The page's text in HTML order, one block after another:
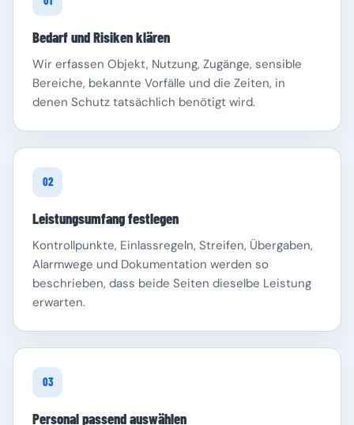
Schleswig-Holstein Thüringen
Bedarf und Risiken klären
Wir erfassen Objekt, Nutzung, Zugänge, sensible
Bereiche, bekannte Vorfälle und die Zeiten, in
denen Schutz tatsächlich benötigt wird.
02
Leistungsumfang festlegen
Kontrollpunkte, Einlassregeln, Streifen, Übergaben,
Alarmwege und Dokumentation werden so
beschrieben, dass beide Seiten dieselbe Leistung
erwarten.
03
Personal passend auswählen